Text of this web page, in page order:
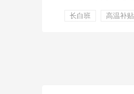
长白班 高温补贴